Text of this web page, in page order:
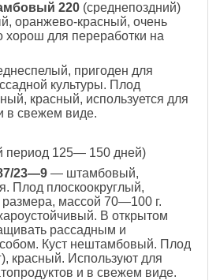
220(среднепоздний)
оранжево-красный, очень
хорош для переработки на
пригоден для
культуры. Плод
красный, используется для
в свежем виде.
период 125— 150 дней)
23—9— штамбовый,
Плод плоскоокруглый,
размера, массой 70—100 г.
В открытом
рассадным и
Куст нештамбовый. Плод
красный. Используют для
и в свежем виде.